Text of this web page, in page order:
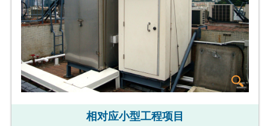
相对应小型工程项目